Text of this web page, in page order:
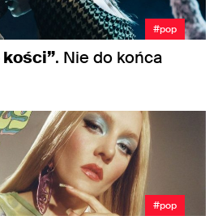
#pop
kości”. Nie do końca
#pop